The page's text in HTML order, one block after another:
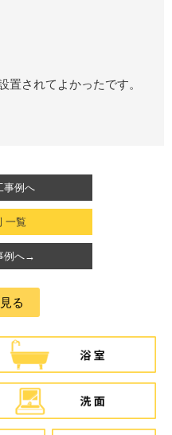
置されてよかったです。
事例へ
一覧
例へ→
る